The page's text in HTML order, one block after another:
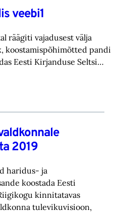
veebi1
räägiti vajadusest välja
koostamispõhimõtted pandi
Eesti Kirjanduse Seltsi…
2019
haridus- ja
koostada Eesti
kinnitatavas
tulevikuvisioon,